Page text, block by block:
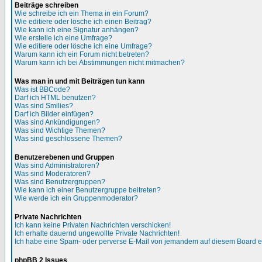
Beiträge schreiben
Wie schreibe ich ein Thema in ein Forum?
Wie editiere oder lösche ich einen Beitrag?
Wie kann ich eine Signatur anhängen?
Wie erstelle ich eine Umfrage?
Wie editiere oder lösche ich eine Umfrage?
Warum kann ich ein Forum nicht betreten?
Warum kann ich bei Abstimmungen nicht mitmachen?
Was man in und mit Beiträgen tun kann
Was ist BBCode?
Darf ich HTML benutzen?
Was sind Smilies?
Darf ich Bilder einfügen?
Was sind Ankündigungen?
Was sind Wichtige Themen?
Was sind geschlossene Themen?
Benutzerebenen und Gruppen
Was sind Administratoren?
Was sind Moderatoren?
Was sind Benutzergruppen?
Wie kann ich einer Benutzergruppe beitreten?
Wie werde ich ein Gruppenmoderator?
Private Nachrichten
Ich kann keine Privaten Nachrichten verschicken!
Ich erhalte dauernd ungewollte Private Nachrichten!
Ich habe eine Spam- oder perverse E-Mail von jemandem auf diesem Board
phpBB 2 Issues